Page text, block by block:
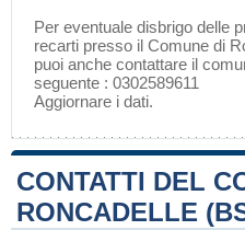
Per eventuale disbrigo delle
recarti presso il Comune di
puoi anche contattare il
seguente : 0302589611
Aggiornare i dati.
CONTATTI DEL
RONCADELLE